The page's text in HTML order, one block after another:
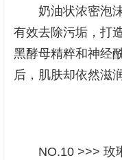
奶油状浓密泡沫
有效去除污垢，打
黑酵母精粹和神经
后，肌肤却依然滋
NO.10 >>> 玫